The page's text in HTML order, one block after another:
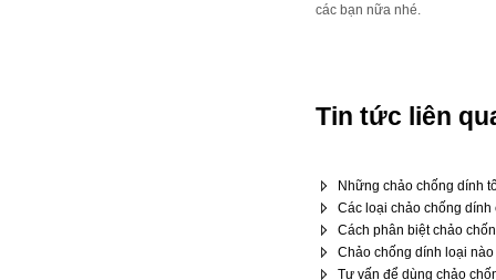
các bạn nữa nhé.
Tin tức liên
Những chảo chống dính
Các loại chảo chống
Cách phân biệt chảo
Chảo chống dính loại
Tư vấn để dùng chảo